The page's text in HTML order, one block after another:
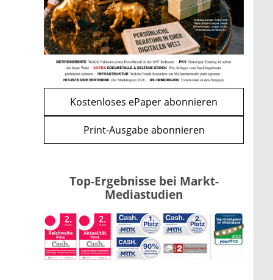
WEITERE ARTIKEL
zurückweiter
Kind möglich
mehr
Kostenloses ePaper abonnieren
Print-Ausgabe abonnieren
Top-Ergebnisse bei Markt-
Mediastudien